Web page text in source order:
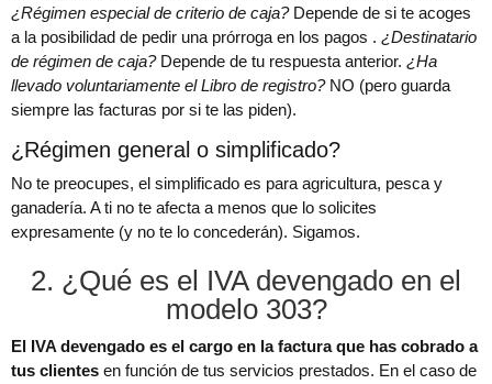
¿Régimen especial de criterio de caja?Depende de si te acoges
a la posibilidad de pedir una prórroga en los pagos . ¿Destinatario
de régimen de caja?Depende de tu respuesta anterior. ¿Ha
llevado voluntariamente el Libro de registro?NO (pero guarda
siempre las facturas por si te las piden).
¿Régimen general o simplificado?
No te preocupes, el simplificado es para agricultura, pesca y
ganadería. A ti no te afecta a menos que lo solicites
expresamente (y no te lo concederán). Sigamos.
2. ¿Qué es el IVA devengado en el
modelo 303?
El IVA devengado es el cargo en la factura que has cobrado a
tus clientes en función de tus servicios prestados. En el caso de